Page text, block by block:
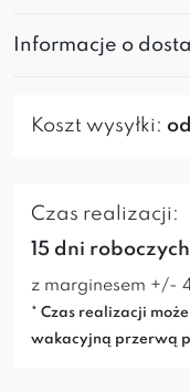
Informacje o
Koszt wysyłki:
Czas realizacji:
15 dni
z marginesem +/-
* Czas realizacji
wakacyjną przerwą